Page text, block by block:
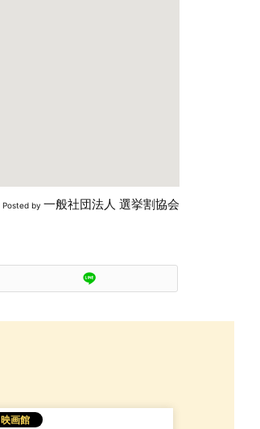
Posted by 一般社団法人 選挙割協会
映画館